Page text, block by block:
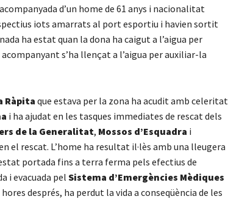
d’un home de 61 anys i nacionalitat
iots amarrats al port esportiu i havien sortit
ha estat quan la dona ha caigut a l’aigua per
acompanyant s’ha llençat a l’aigua per auxiliar-la
Ràpita que estava per la zona ha acudit amb celeritat
i ha ajudat en les tasques immediates de rescat dels
de la Generalitat, Mossos d’Esquadra i
el rescat. L’home ha resultat il·lès amb una lleugera
portada fins a terra ferma pels efectius de
i evacuada pel Sistema d’Emergències Mèdiques
hores després, ha perdut la vida a conseqüència de les